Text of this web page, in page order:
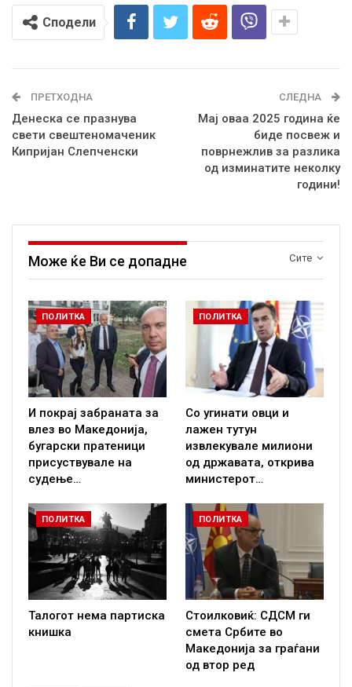
Сподели
ПРЕТХОДНА
Денеска се празнува
свети свештеномаченик
Кипријан Слепченски
СЛЕДНА
Мај оваа 2025 година ќе
биде посвеж и
поврнежлив за разлика
од изминатите неколку
години!
Сите
Може ќе Ви се допадне
ПОЛИТКА
И покрај забраната за
влез во Македонија,
бугарски пратеници
присуствувале на
судење…
ПОЛИТКА
Со угинати овци и
лажен тутун
извлекувале милиони
од државата, открива
министерот…
ПОЛИТКА
Талогот нема партиска
книшка
ПОЛИТКА
Стоилковиќ: СДСМ ги
смета Србите во
Македонија за граѓани
од втор ред